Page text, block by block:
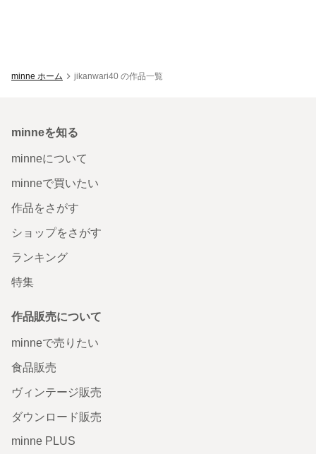
minne ホーム jikanwari40 の作品一覧
minneを知る
minneについて
minneで買いたい
作品をさがす
ショップをさがす
ランキング
特集
作品販売について
minneで売りたい
食品販売
ヴィンテージ販売
ダウンロード販売
minne PLUS